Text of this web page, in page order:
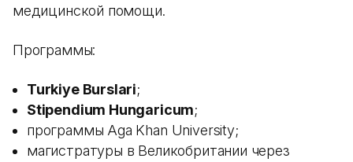
медицинской помощи.
Программы:
Turkiye Burslari;
Stipendium Hungaricum;
программы Aga Khan University;
магистратуры в Великобритании через